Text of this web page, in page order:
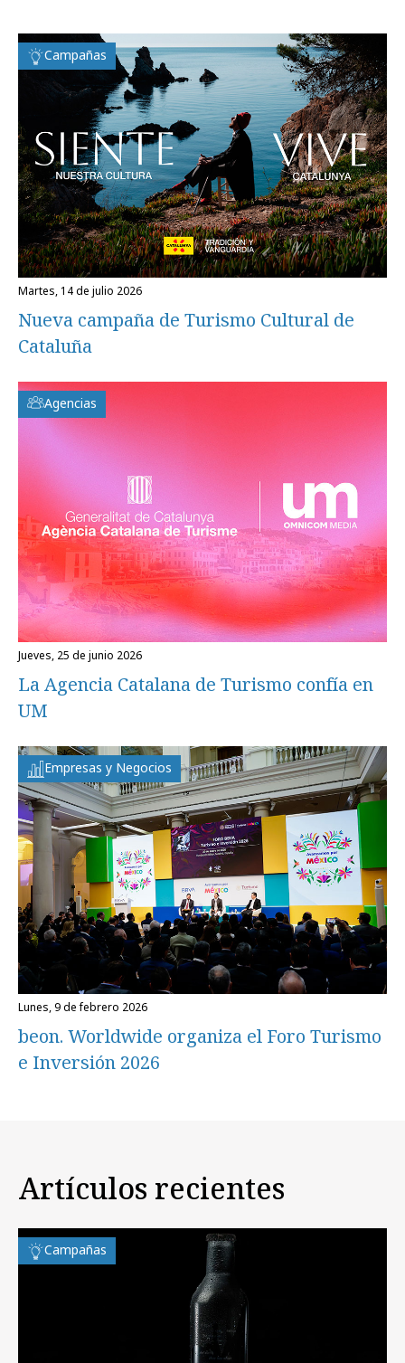
Campañas
martes, 14 de julio 2026
Nueva campaña de Turismo Cultural de
Cataluña
Agencias
jueves, 25 de junio 2026
La Agencia Catalana de Turismo confía en
UM
Empresas y Negocios
lunes, 9 de febrero 2026
beon. Worldwide organiza el Foro Turismo
e Inversión 2026
Artículos recientes
Campañas